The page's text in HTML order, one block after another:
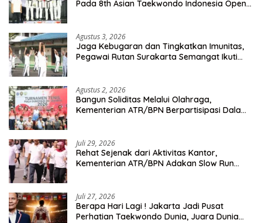
Pada 8th Asian Taekwondo Indonesia Open
Agustus 3, 2026
Jaga Kebugaran dan Tingkatkan Imunitas,
Pegawai Rutan Surakarta Semangat Ikuti
Agustus 2, 2026
Bangun Soliditas Melalui Olahraga,
Kementerian ATR/BPN Berpartisipasi Dalam
Juli 29, 2026
Rehat Sejenak dari Aktivitas Kantor,
Kementerian ATR/BPN Adakan Slow Run
Juli 27, 2026
Berapa Hari Lagi ! Jakarta Jadi Pusat
Perhatian Taekwondo Dunia, Juara Dunia